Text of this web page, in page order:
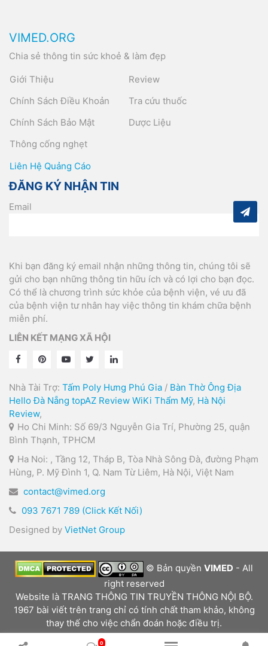
VIMED.ORG
Chia sẻ thông tin sức khoẻ & làm đẹp
Giới Thiệu
Chính Sách Điều Khoản
Chính Sách Bảo Mật
Thông cống nghẹt
Review
Tra cứu thuốc
Dược Liệu
Liên Hệ Quảng Cáo
ĐĂNG KÝ NHẬN TIN
Email
Khi bạn đăng ký email nhận những thông tin, chúng tôi sẽ
gửi cho bạn những thông tin hữu ích và có lợi cho bạn đọc.
Có thể là chương trình sức khỏe của bệnh viện, vé ưu đã
của bệnh viện tư nhân hay việc thông tin khám chữa bệnh
miễn phí.
LIÊN KẾT MẠNG XÃ HỘI
Nhà Tài Trợ: Tấm Poly Hưng Phú Gia / Bàn Thờ Ông Địa
Hello Đà Nẵng topAZ Review WiKi Thẩm Mỹ, Hà Nội
Review,
Ho Chi Minh: Số 69/3 Nguyễn Gia Trí, Phường 25, quận
Bình Thạnh, TPHCM
Ha Noi: , Tầng 12, Tháp B, Tòa Nhà Sông Đà, đường Phạm
Hùng, P. Mỹ Đình 1, Q. Nam Từ Liêm, Hà Nội, Việt Nam
contact@vimed.org
093 7671 789 (Click Kết Nối)
Designed by VietNet Group
© Bản quyềnVIMED - All
right reserved
Website là TRANG THÔNG TIN TRUYỀN THÔNG NỘI BỘ.
1967 bài viết trên trang chỉ có tính chất tham khảo, không
thay thế cho việc chẩn đoán hoặc điều trị.
0